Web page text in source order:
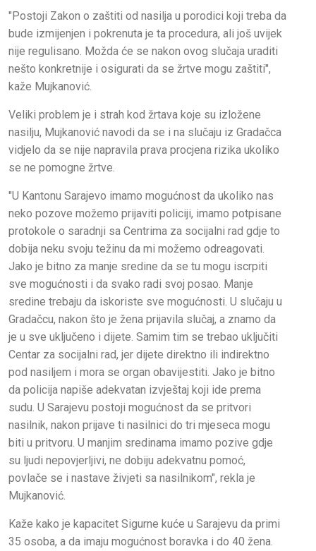
"Postoji Zakon o zaštiti od nasilja u porodici koji treba da
bude izmijenjen i pokrenuta je ta procedura, ali još uvijek
nije regulisano. Možda će se nakon ovog slučaja uraditi
nešto konkretnije i osigurati da se žrtve mogu zaštiti",
kaže Mujkanović.
Veliki problem je i strah kod žrtava koje su izložene
nasilju, Mujkanović navodi da se i na slučaju iz Gradačca
vidjelo da se nije napravila prava procjena rizika ukoliko
se ne pomogne žrtve.
"U Kantonu Sarajevo imamo mogućnost da ukoliko nas
neko pozove možemo prijaviti policiji, imamo potpisane
protokole o saradnji sa Centrima za socijalni rad gdje to
dobija neku svoju težinu da mi možemo odreagovati.
Jako je bitno za manje sredine da se tu mogu iscrpiti
sve mogućnosti i da svako radi svoj posao. Manje
sredine trebaju da iskoriste sve mogućnosti. U slučaju u
Gradačcu, nakon što je žena prijavila slučaj, a znamo da
je u sve uključeno i dijete. Samim tim se trebao uključiti
Centar za socijalni rad, jer dijete direktno ili indirektno
pod nasiljem i mora se organ obavijestiti. Jako je bitno
da policija napiše adekvatan izvještaj koji ide prema
sudu. U Sarajevu postoji mogućnost da se pritvori
nasilnik, nakon prijave ti nasilnici do tri mjeseca mogu
biti u pritvoru. U manjim sredinama imamo pozive gdje
su ljudi nepovjerljivi, ne dobiju adekvatnu pomoć,
povlače se i nastave živjeti sa nasilnikom", rekla je
Mujkanović.
Kaže kako je kapacitet Sigurne kuće u Sarajevu da primi
35 osoba, a da imaju mogućnost boravka i do 40 žena.